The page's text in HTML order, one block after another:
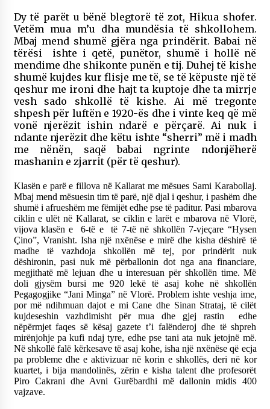
Dy të parët u bënë blegtorë të zot, Hikua shofer.
Vetëm mua m’u dha mundësia të shkollohem.
Mbaj mend shumë gjëra nga prindërit. Babai në
tërësi ishte i qetë, punëtor, shumë i hollë në
mendime dhe shikonte punën e tij. Duhej të kishe
shumë kujdes kur flisje me të, se të këpuste një të
qeshur me ironi dhe hajt ta kuptoje dhe ta mirrje
vesh sado shkollë të kishe. Ai më tregonte
shpesh për luftën e 1920-ës dhe i vinte keq që më
vonë njerëzit ishin ndarë e përçarë. Ai nuk i
ndante njerëzit dhe këtu ishte “sherri” më i madh
me nënën, saqë babai ngrinte ndonjëherë
mashanin e zjarrit (për të qeshur).
Klasën e parë e fillova në Kallarat me mësues Sami Karabollaj.
Mbaj mend mësuesin tim të parë, një djal i qeshur, i pashëm dhe
shumë i afrueshëm me fëmijët edhe pse të paditur. Pasi mbarova
ciklin e ulët në Kallarat, se ciklin e larët e mbarova në Vlorë,
vijova klasën e 6-të e të 7-të në shkollën 7-vjeçare “Hysen
Çino”, Vranisht. Isha një nxënëse e mirë dhe kisha dëshirë të
madhe të vazhdoja shkollën më tej, por prindërit nuk
dëshironin, pasi nuk më përballonin dot nga ana financiare,
megjithatë më lejuan dhe u interesuan për shkollën time. Më
doli gjysëm bursi me 920 lekë të asaj kohe në shkollën
Pegagogjike “Jani Minga” në Vlorë. Problem ishte veshja ime,
por më ndihmuan dajot e mi Cane dhe Sinan Strataj, të cilët
kujdeseshin vazhdimisht për mua dhe gjej rastin edhe
nëpërmjet faqes së kësaj gazete t’i falënderoj dhe të shpreh
mirënjohje pa kufi ndaj tyre, edhe pse tani ata nuk jetojnë më.
Në shkollë falë kërkesave të asaj kohe, isha një nxënëse që ecja
pa probleme dhe e aktivizuar në korin e shkollës, deri në kor
kuartet, i bija mandolinës, zërin e kisha talent dhe profesorët
Piro Cakrani dhe Avni Gurëbardhi më dallonin midis 400
vajzave.